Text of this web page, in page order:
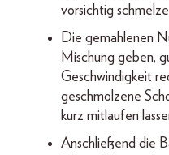
vorsichtig
Die gemahlenen
Mischung geben,
Geschwindigkeit
geschmolzene
kurz mitlaufen
Anschließend die